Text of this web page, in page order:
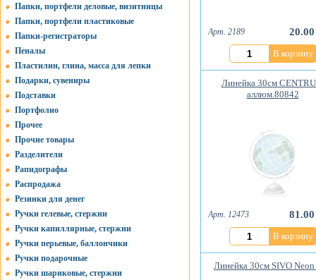
Папки, портфели деловые, визитницы
Папки, портфели пластиковые
Папки-регистраторы
Пеналы
Пластилин, глина, масса для лепки
Подарки, сувениры
Подставки
Портфолио
Прочее
Прочие товары
Разделители
Рапидографы
Распродажа
Резинки для денег
Ручки гелевые, стержни
Ручки капиллярные, стержни
Ручки перьевые, баллончики
Ручки подарочные
Ручки шариковые, стержни
Арт. 2189
В корзину
Линейка 30см
аллюм.80842
Арт. 12473
В корзину
Линейка 30см SIVO